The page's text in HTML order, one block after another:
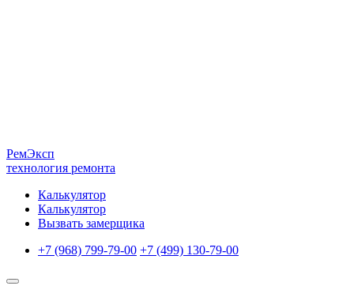
РемЭксп
технология ремонта
Калькулятор
Калькулятор
Вызвать замерщика
+7 (968) 799-79-00 +7 (499) 130-79-00